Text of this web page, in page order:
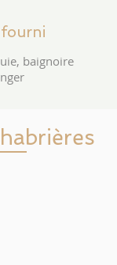
baignoire